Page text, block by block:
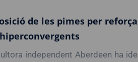
de les pimes per
independent Aberdeen ha